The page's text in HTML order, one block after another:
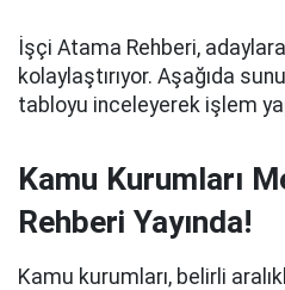
İşçi Atama Rehberi,
kolaylaştırıyor. Aşağıda
tabloyu inceleyerek işlem
Kamu Kurumları
Rehberi Yayında!
Kamu kurumları, belirli